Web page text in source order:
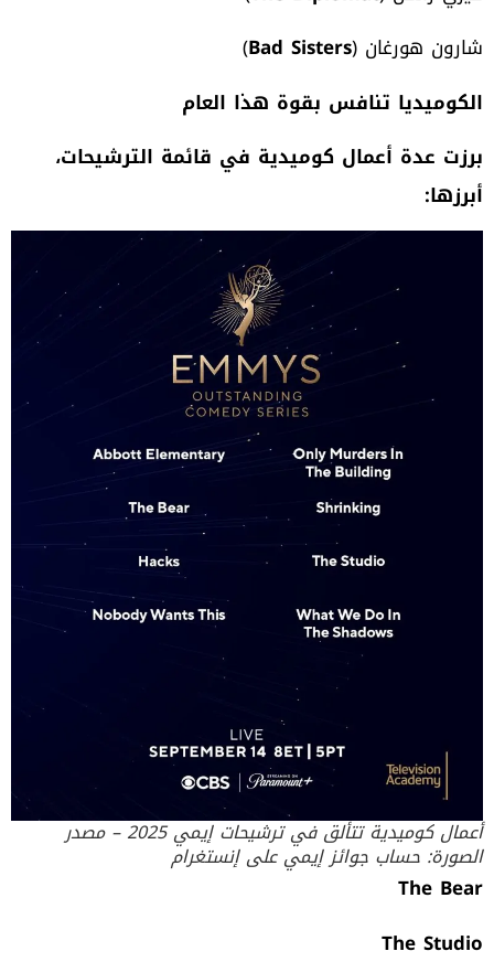
شارون هورغان (Bad Sisters
)
الكوميديا تنافس بقوة هذا العام
برزت عدة أعمال كوميدية في قائمة الترشيحات،
أبرزها:
أعمال كوميدية تتألق في ترشيحات إيمي 2025 – مصدر
الصورة: حساب جوائز إيمي على إنستغرام
The Bear
The Studio